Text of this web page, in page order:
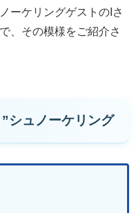
ーケリングゲストのIさ
、その模様をご紹介さ
シュノーケリング